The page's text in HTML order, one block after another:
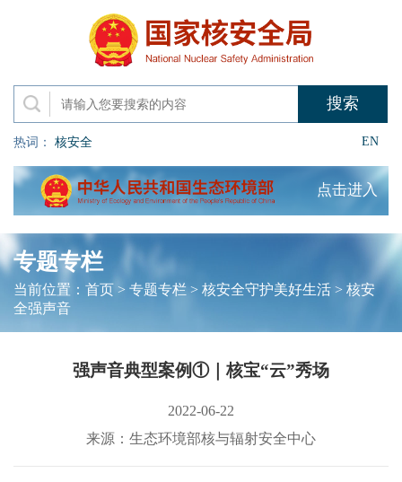
热词： 核安全 EN
点击进入
专题专栏
当前位置： 首页> 专题专栏> 核安全守护美好生活> 核安
全强声音
强声音典型案例①｜核宝“云”秀场
2022-06-22
来源：生态环境部核与辐射安全中心